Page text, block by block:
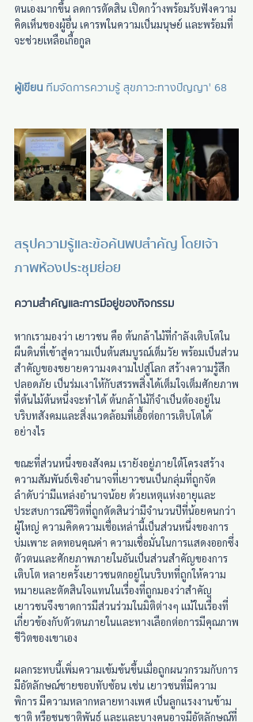
ตนเองมากขึ้น ลดการตัดสิน เปิดกว้างพร้อมรับฟังความ
คิดเห็นของผู้อื่น เคารพในความเป็นมนุษย์ และพร้อมที่
จะช่วยเหลือเกื้อกูล
ผู้เขียน ทีมจัดการความรู้ สุขภาวะทางปัญญา' 68
สรุปความรู้และข้อค้นพบสำคัญ โดยเจ้า
ภาพห้องประชุมย่อย
ความสำคัญและการมีอยู่ของกิจกรรม
หากเรามองว่า เยาวชน คือ ต้นกล้าไม้ที่กำลังเติบโตใน
ผืนดินที่เข้าสู่ความเป็นต้นสมบูรณ์เต็มวัย พร้อมเป็นส่วน
สำคัญของขยายความงดงามไปสู่โลก สร้างความรู้สึก
ปลอดภัย เป็นร่มเงาให้กับสรรพสิ่งได้เต็มใจเต็มศักยภาพ
ที่ต้นไม้ต้นหนึ่งจะทำได้ ต้นกล้าไม้ก็จำเป็นต้องอยู่ใน
บริบทสังคมและสิ่งแวดล้อมที่เอื้อต่อการเติบโตได้
อย่างไร
ขณะที่ส่วนหนึ่งของสังคม เรายังอยู่ภายใต้โครงสร้าง
ความสัมพันธ์เชิงอำนาจที่เยาวชนเป็นกลุ่มที่ถูกจัด
ลำดับว่ามีแหล่งอำนาจน้อย ด้วยเหตุแห่งอายุและ
ประสบการณ์ชีวิตที่ถูกตัดสินว่ามีจำนวนปีที่น้อยคนกว่า
ผู้ใหญ่ ความคิดความเชื่อเหล่านี้เป็นส่วนหนึ่งของการ
บ่มเพาะ ลดทอนคุณค่า ความเชื่อมั่นในการแสดงออกซึ่ง
ตัวตนและศักยภาพภายในอันเป็นส่วนสำคัญของการ
เติบโต หลายครั้งเยาวชนตกอยู่ในบริบทที่ถูกให้ความ
หมายและตัดสินใจแทนในเรื่องที่ถูกมองว่าสำคัญ
เยาวชนจึงขาดการมีส่วนร่วมในมิติต่างๆ แม้ในเรื่องที่
เกี่ยวข้องกับตัวตนภายในและทางเลือกต่อการมีคุณภาพ
ชีวิตของเขาเอง
ผลกระทบนี้เพิ่มความเข้มข้นขึ้นเมื่อถูกผนวกรวมกับการ
มีอัตลักษณ์ชายขอบทับซ้อน เช่น เยาวชนที่มีความ
พิการ มีความหลากหลายทางเพศ เป็นลูกแรงงานข้าม
ชาติ หรือชนชาติพันธุ์ และและบางคนอาจมีอัตลักษณ์ที่